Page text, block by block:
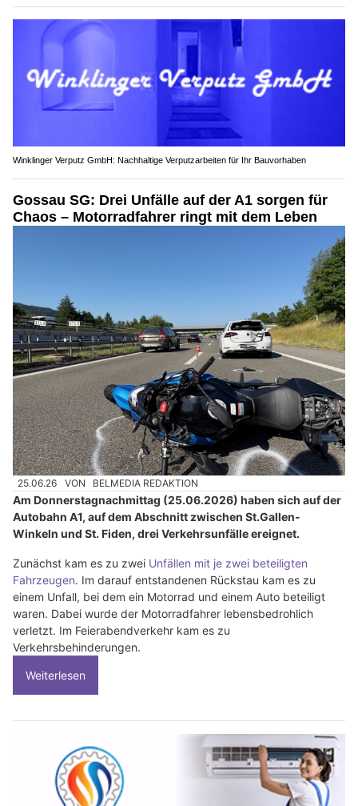
Winklinger Verputz GmbH: Nachhaltige Verputzarbeiten für Ihr Bauvorhaben
Gossau SG: Drei Unfälle auf der A1 sorgen für
Chaos – Motorradfahrer ringt mit dem Leben
25.06.26 VON BELMEDIA REDAKTION
Am Donnerstagnachmittag (25.06.2026) haben sich auf der
Autobahn A1, auf dem Abschnitt zwischen St.Gallen-
Winkeln und St. Fiden, drei Verkehrsunfälle ereignet.
Zunächst kam es zu zwei Unfällen mit je zwei beteiligten
Fahrzeugen. Im darauf entstandenen Rückstau kam es zu
einem Unfall, bei dem ein Motorrad und einem Auto beteiligt
waren. Dabei wurde der Motorradfahrer lebensbedrohlich
verletzt. Im Feierabendverkehr kam es zu
Verkehrsbehinderungen.
Weiterlesen